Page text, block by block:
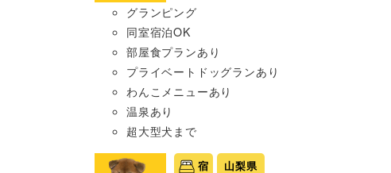
グランピング
同室宿泊OK
部屋食プランあり
プライベートドッグランあり
わんこメニューあり
温泉あり
超大型犬まで
宿 山梨県